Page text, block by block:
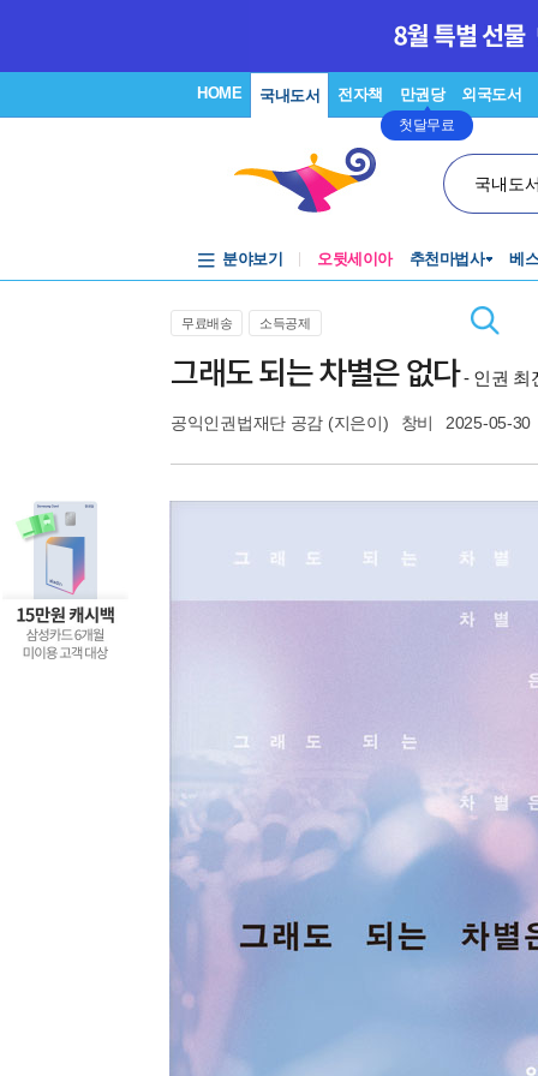
HOME 국내도서 전자책 만권당
첫달무료
외국도서
국내도
분야보기 오뒷세이아 추천마법사 베
무료배송 소득공제
그래도 되는 차별은 없다- 인권 최
공익인권법재단 공감 (지은이) 창비 2025-05-30